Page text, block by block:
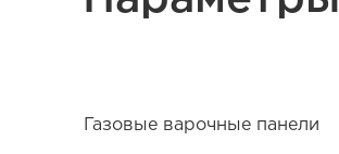
Газовые варочные панели